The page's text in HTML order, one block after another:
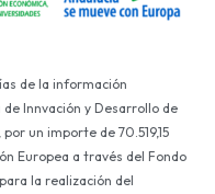
de la información
Innvación y Desarrollo de
un importe de 70.519,15
Europea a través del Fondo
la realización del